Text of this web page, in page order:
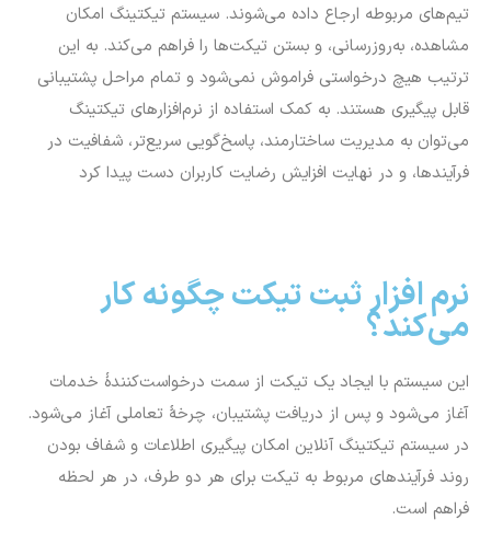
تیم‌های مربوطه ارجاع داده می‌شوند. سیستم تیکتینگ امکان
مشاهده، به‌روزرسانی، و بستن تیکت‌ها را فراهم می‌کند. به‌ این
ترتیب هیچ درخواستی فراموش نمی‌شود و تمام مراحل پشتیبانی
قابل پیگیری هستند. به کمک استفاده از نرم‌افزارهای تیکتینگ
می‌توان به مدیریت ساختارمند، پاسخ‌گویی سریع‌تر، شفافیت در
فرآیندها، و در نهایت افزایش رضایت کاربران دست پیدا کرد
نرم افزار ثبت تیکت چگونه کار
می‌کند؟
این سیستم با ایجاد یک تیکت از سمت درخواست‌کنندۀ خدمات
آغاز می‌شود و پس از دریافت پشتیبان، چرخۀ تعاملی آغاز می‌شود.
در سیستم تیکتینگ آنلاین امکان پیگیری اطلاعات و شفاف بودن
روند فرآیندهای مربوط به تیکت برای هر دو طرف، در هر لحظه
فراهم است.